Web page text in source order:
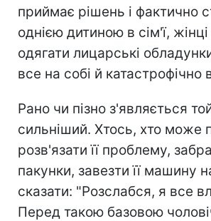
приймає рішень і фактично
однією дитиною в сім'ї,
одягати лицарські
все на собі й катастрофічно
Рано чи пізно з'являється
сильніший. Хтось, хто може
розв'язати її проблему,
пакунки, завезти її машину
сказати: "Розслабся, я все
Перед такою базовою